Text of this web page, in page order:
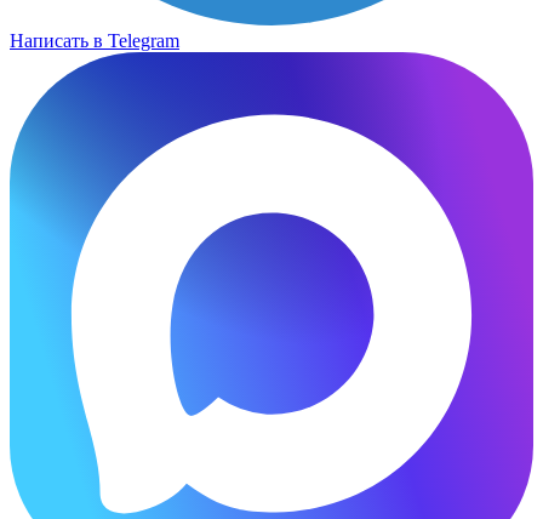
Написать в Telegram